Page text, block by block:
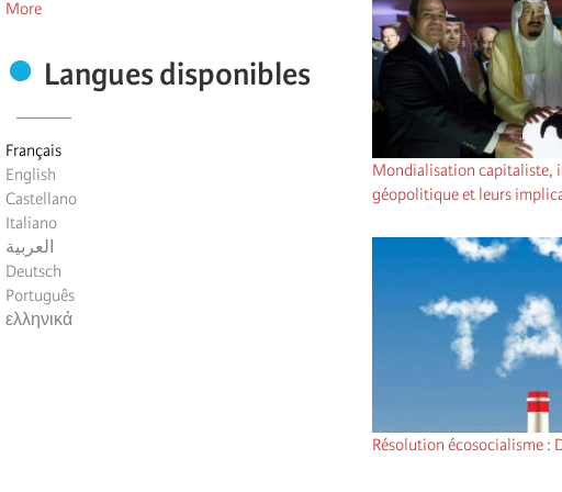
More
Langues disponibles
Français
English
Castellano
Italiano
العربية
Deutsch
Português
ελληνικά
Mondialisation capitaliste,
géopolitique et leurs
Résolution écosocialisme :